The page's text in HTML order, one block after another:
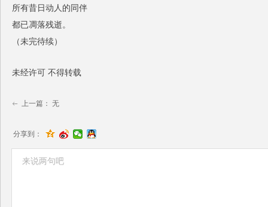
所有昔日动人的同伴
都已凋落残逝。
（未完待续）
未经许可 不得转载
ꂃ 上一篇： 无
分享到：